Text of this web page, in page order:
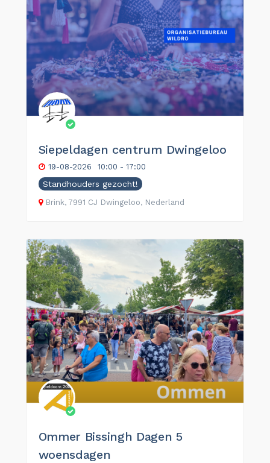
Siepeldagen centrum Dwingeloo
19-08-2026 10:00 - 17:00
Standhouders gezocht!
Brink, 7991 CJ Dwingeloo, Nederland
Ommer Bissingh Dagen 5
woensdagen